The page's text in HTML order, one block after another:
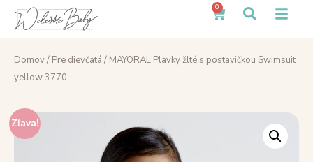
0
Domov/ Pre dievčatá / MAYORAL Plavky žlté s postavičkou Swimsuit
yellow 3770
Zľava!